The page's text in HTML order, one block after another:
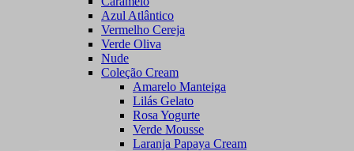
Azul Atlântico
Vermelho Cereja
Verde Oliva
Nude
Coleção Cream
Amarelo Manteiga
Lilás Gelato
Rosa Yogurte
Verde Mousse
Laranja Papaya Cream